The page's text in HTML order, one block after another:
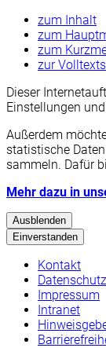
zum Inhalt
zum
zum
zur
Dieser
Einstellungen
Außerdem
statistische
sammeln. Dafür
Mehr dazu in
Ausblenden
Einverstanden
Kontakt
Datenschutz
Impressum
Intranet